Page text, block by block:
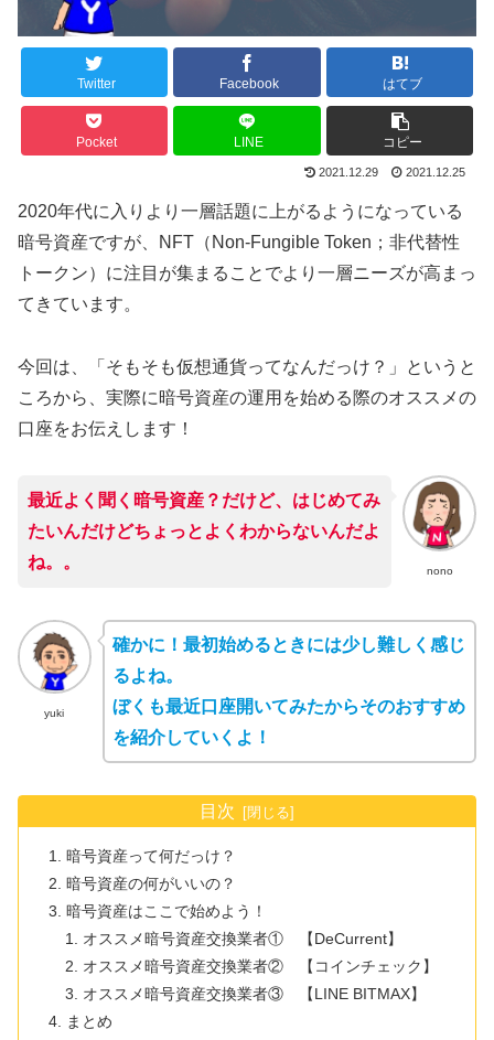
Twitter Facebook はてブ
Pocket LINE コピー
2021.12.29 2021.12.25
2020年代に入りより一層話題に上がるようになっている
暗号資産ですが、NFT（ Non-Fungible Token；非代替性
トークン）に注目が集まることでより一層ニーズが高まっ
てきています。
今回は、「そもそも仮想通貨ってなんだっけ？」というと
ころから、実際に暗号資産の運用を始める際のオススメの
口座をお伝えします！
nono
最近よく聞く暗号資産？だけど、はじめてみ
たいんだけどちょっとよくわからないんだよ
ね。。
yuki
確かに！最初始めるときには少し難しく感じ
るよね。
ぼくも最近口座開いてみたからそのおすすめ
を紹介していくよ！
目次
暗号資産って何だっけ？
暗号資産の何がいいの？
暗号資産はここで始めよう！
オススメ暗号資産交換業者① 【DeCurrent】
オススメ暗号資産交換業者② 【コインチェック】
オススメ暗号資産交換業者③ 【LINE BITMAX】
まとめ